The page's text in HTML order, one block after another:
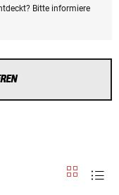
Bitte informiere